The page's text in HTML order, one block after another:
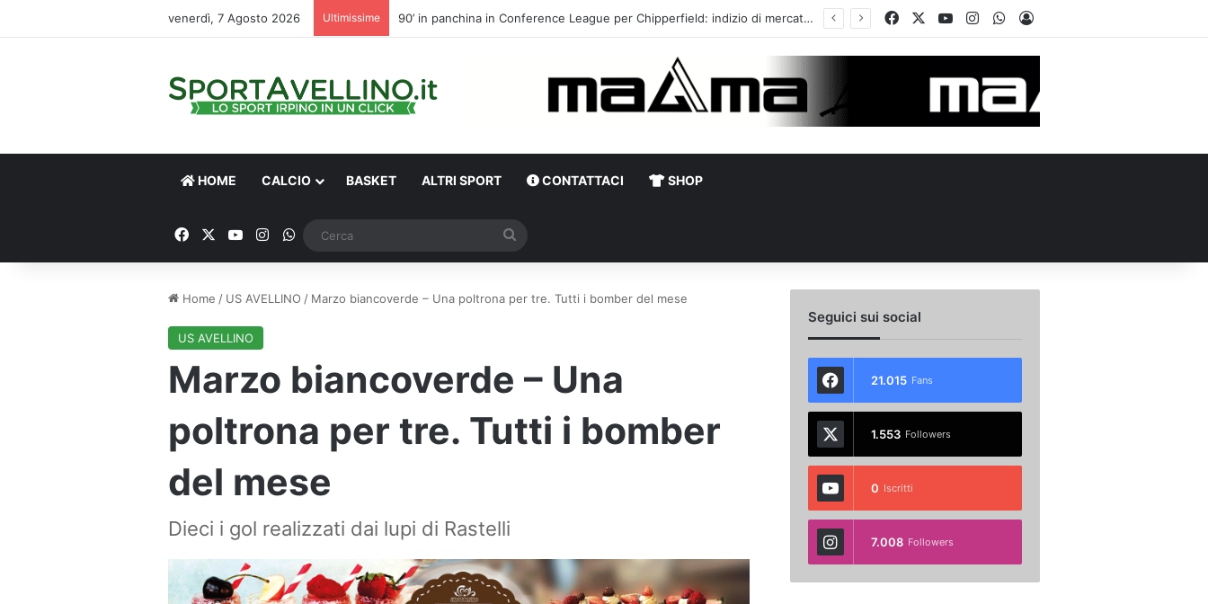
venerdì, 7 Agosto 2026 Ultimissime Calciomercato, l’ex Avellino Le Borgne conteso da due club cadetti: la situazione FacebookYou TubeInstagramWhatsApp
Accedi
HOME CALCIO BASKET ALTRI SPORT CONTATTACI SHOP
FacebookYou TubeInstagram
WhatsApp
Home / US AVELLINO / Marzo biancoverde – Una poltrona per tre. Tutti i bomber del mese
US AVELLINO
Marzo biancoverde – Una
poltrona per tre. Tutti i bomber
del mese
Dieci i gol realizzati dai lupi di Rastelli
Seguici sui social
21.015 Fans
1.553 Followers
0 Iscritti
7.008 Followers